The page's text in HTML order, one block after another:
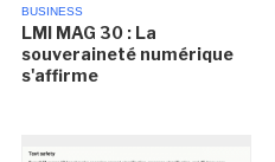
BUSINESS
LMI MAG 30 : La
souveraineté numérique
s'affirme